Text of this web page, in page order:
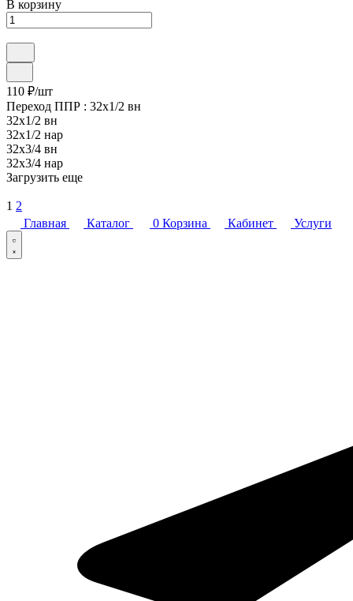
В корзину
110 ₽/шт
Переход ППР : 32x1/2 вн
32x1/2 вн
32x1/2 нар
32x3/4 вн
32x3/4 нар
Загрузить еще
1 2
Главная
Каталог 0 Корзина Кабинет Услуги